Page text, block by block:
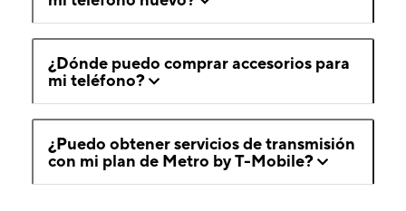
¿Dónde puedo comprar accesorios para
mi teléfono?
¿Puedo obtener servicios de transmisión
con mi plan de Metro by T-Mobile?